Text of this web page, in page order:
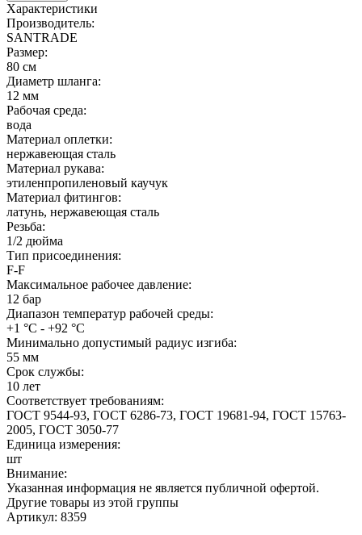
Характеристики
Производитель:
SANTRADE
Размер:
80 см
Диаметр шланга:
12 мм
Рабочая среда:
вода
Материал оплетки:
нержавеющая сталь
Материал рукава:
этиленпропиленовый каучук
Материал фитингов:
латунь, нержавеющая сталь
Резьба:
1/2 дюйма
Тип присоединения:
F-F
Максимальное рабочее давление:
12 бар
Диапазон температур рабочей среды:
+1 °С - +92 °С
Минимально допустимый радиус изгиба:
55 мм
Срок службы:
10 лет
Соответствует требованиям:
ГОСТ 9544-93, ГОСТ 6286-73, ГОСТ 19681-94, ГОСТ 15763-
2005, ГОСТ 3050-77
Единица измерения:
шт
Внимание:
Указанная информация не является публичной офертой.
Другие товары из этой группы
Артикул: 8359